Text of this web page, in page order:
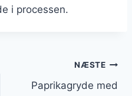
i processen.
NÆSTE
Paprikagryde med